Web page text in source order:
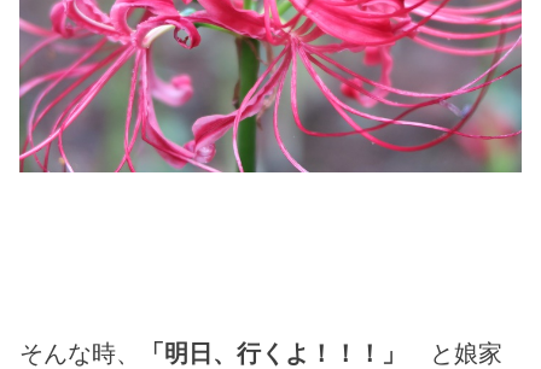
そんな時、 「明日、行くよ！！！」
と娘家